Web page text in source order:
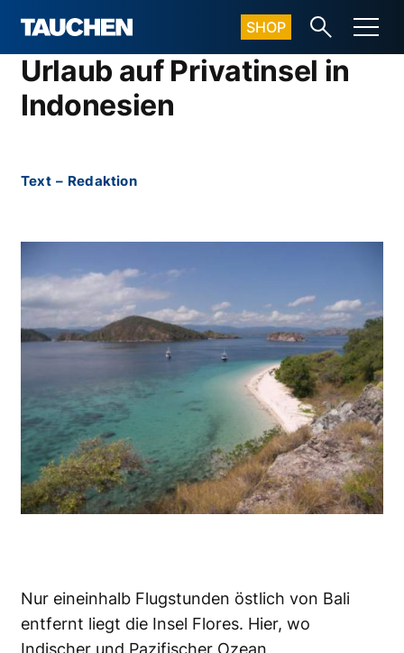
SHOP
Urlaub auf Privatinsel in
Indonesien
Text – Redaktion
Nur eineinhalb Flugstunden östlich von Bali
entfernt liegt die Insel Flores. Hier, wo
Indischer und Pazifischer Ozean